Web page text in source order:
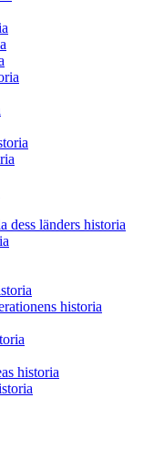
dess länders historia
historia
historia